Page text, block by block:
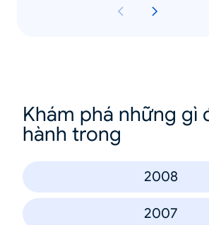
Khám phá những gì
hành trong
2008
2007